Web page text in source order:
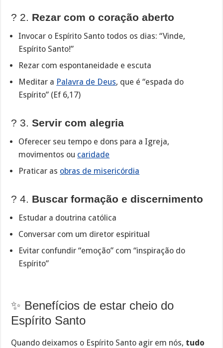
? 2. Rezar com o coração aberto
Invocar o Espírito Santo todos os dias: “Vinde,
Espírito Santo!”
Rezar com espontaneidade e escuta
Meditar a Palavra de Deus, que é “espada do
Espírito” (Ef 6,17)
? 3.Servir com alegria
Oferecer seu tempo e dons para a Igreja,
movimentos ou caridade
Praticar as obras de misericórdia
? 4. Buscar formação e discernimento
Estudar a doutrina católica
Conversar com um diretor espiritual
Evitar confundir “emoção” com “inspiração do
Espírito”
✨ Benefícios de estar cheio do
Espírito Santo
Quando deixamos o Espírito Santo agir em nós, tudo